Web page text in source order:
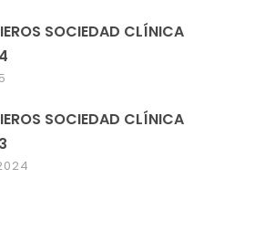
SOCIEDAD CLÍNICA
SOCIEDAD CLÍNICA